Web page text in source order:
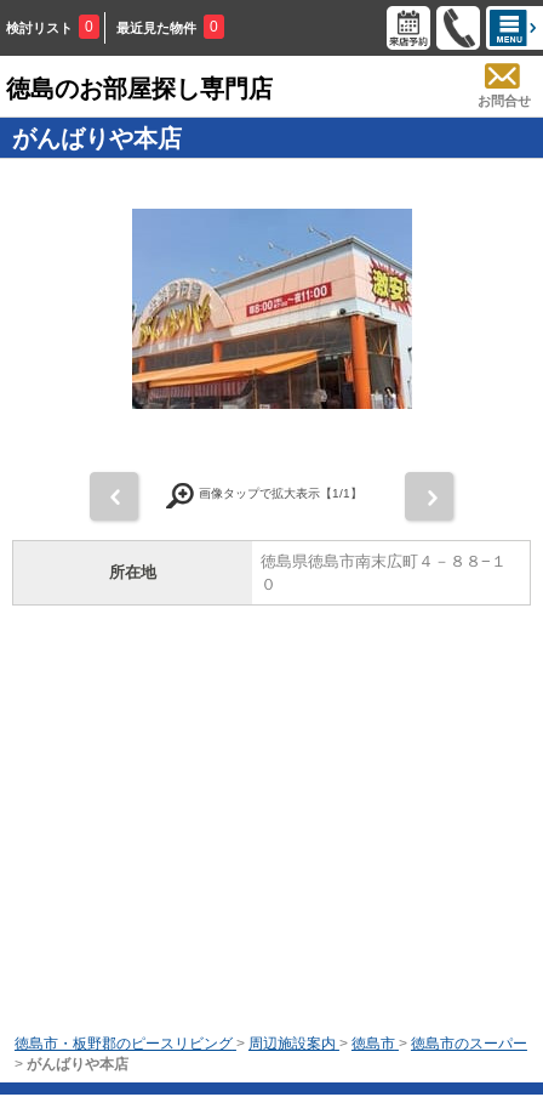
検討リスト 0 最近見た物件 0
徳島のお部屋探し専門店 お問合せ
がんばりや本店
前 画像タップで拡大表示【1/1】
所在地
徳島県徳島市南末広町４－８８−１
０
徳島市・板野郡のピースリビング > 周辺施設案内 > 徳島市 > 徳島市のスーパー
> がんばりや本店